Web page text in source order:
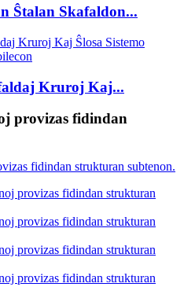
Ŝtalan Skafaldon...
Kruroj Kaj...
provizas fidindan